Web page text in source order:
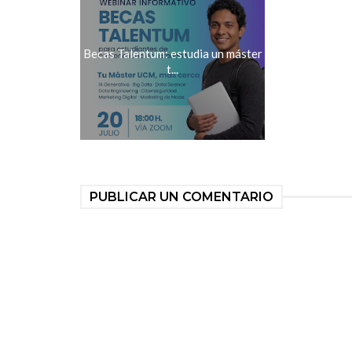
Becas Talentum: estudia un máster
t...
PUBLICAR UN COMENTARIO